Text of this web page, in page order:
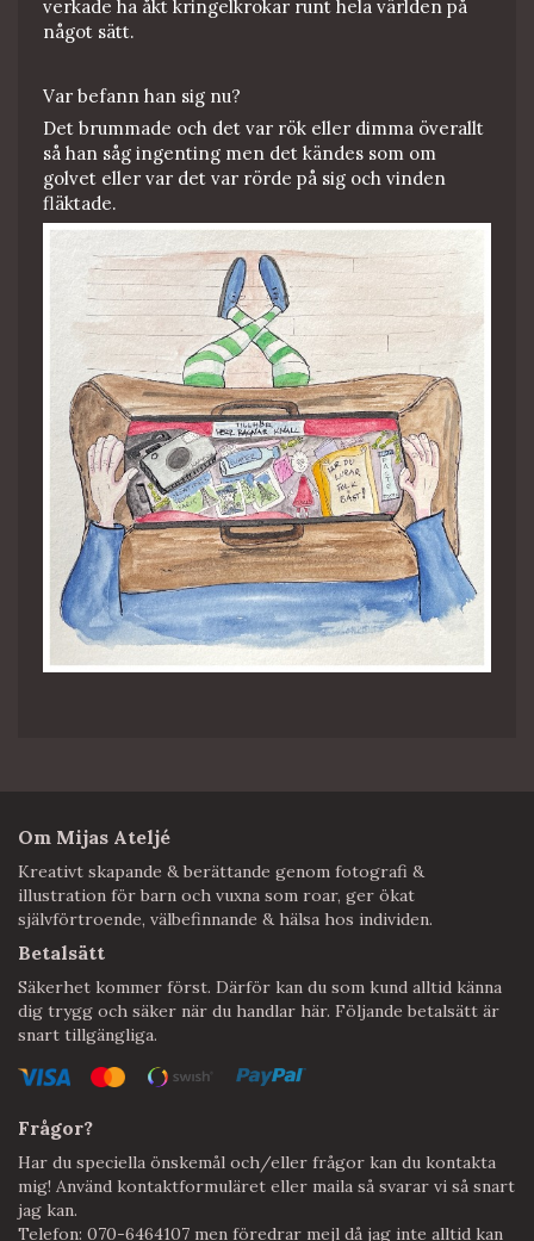
verkade ha åkt kringelkrokar runt hela världen på
något sätt.
Var befann han sig nu?
Det brummade och det var rök eller dimma överallt
så han såg ingenting men det kändes som om
golvet eller var det var rörde på sig och vinden
fläktade.
Om Mijas Ateljé
Kreativt skapande & berättande genom fotografi &
illustration för barn och vuxna som roar, ger ökat
självförtroende, välbefinnande & hälsa hos individen.
Betalsätt
Säkerhet kommer först. Därför kan du som kund alltid känna
dig trygg och säker när du handlar här. Följande betalsätt är
snart tillgängliga.
Frågor?
Har du speciella önskemål och/eller frågor kan du kontakta
mig! Använd kontaktformuläret eller maila så svarar vi så snart
jag kan.
Telefon: 070-6464107 men föredrar mejl då jag inte alltid kan